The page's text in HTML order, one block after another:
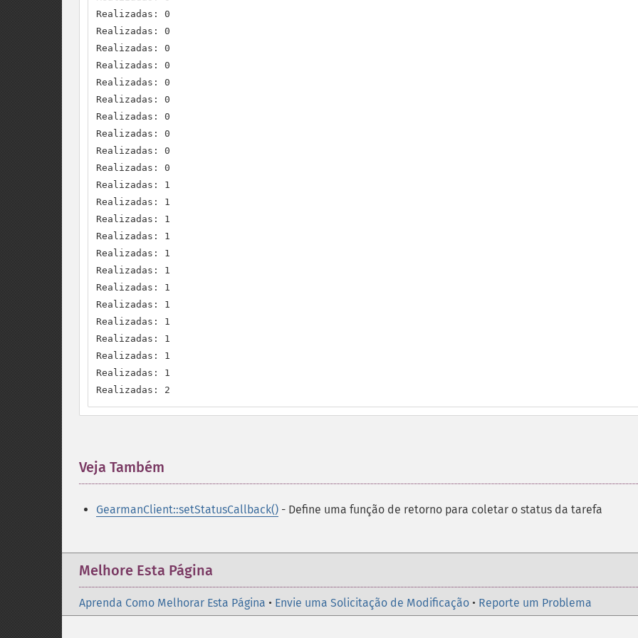
Realizadas: 0
Realizadas: 0
Realizadas: 0
Realizadas: 0
Realizadas: 0
Realizadas: 0
Realizadas: 0
Realizadas: 0
Realizadas: 0
Realizadas: 0
Realizadas: 1
Realizadas: 1
Realizadas: 1
Realizadas: 1
Realizadas: 1
Realizadas: 1
Realizadas: 1
Realizadas: 1
Realizadas: 1
Realizadas: 1
Realizadas: 1
Realizadas: 1
Realizadas: 2
Veja Também
GearmanClient::setStatusCallback() - Define uma função de retorno para coletar o status da tarefa
Melhore Esta Página
Aprenda Como Melhorar Esta Página • Envie uma Solicitação de Modificação • Reporte um Problema